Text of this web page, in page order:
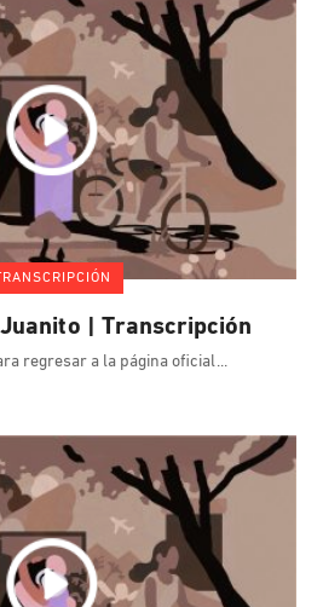
| Transcripción
regresar a la página oficial